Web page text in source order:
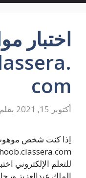
اختبار
com
أكتوبر 15, 2021 بقلم
اِذا كنت شخص موهوب
للتعلم الإلكتروني
الملك عبدالعزيز